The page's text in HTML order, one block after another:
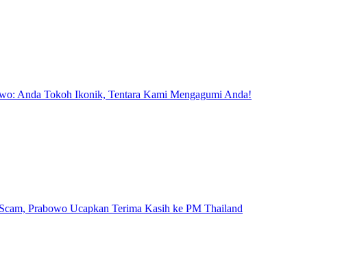
Anda Tokoh Ikonik, Tentara Kami Mengagumi Anda!
Prabowo Ucapkan Terima Kasih ke PM Thailand